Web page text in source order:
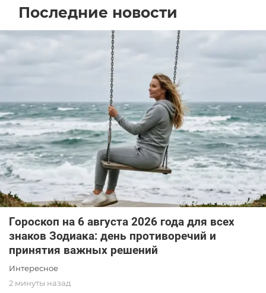
Последние новости
Гороскоп на 6 августа 2026 года для всех
знаков Зодиака: день противоречий и
принятия важных решений
Интересное
2 минуты назад